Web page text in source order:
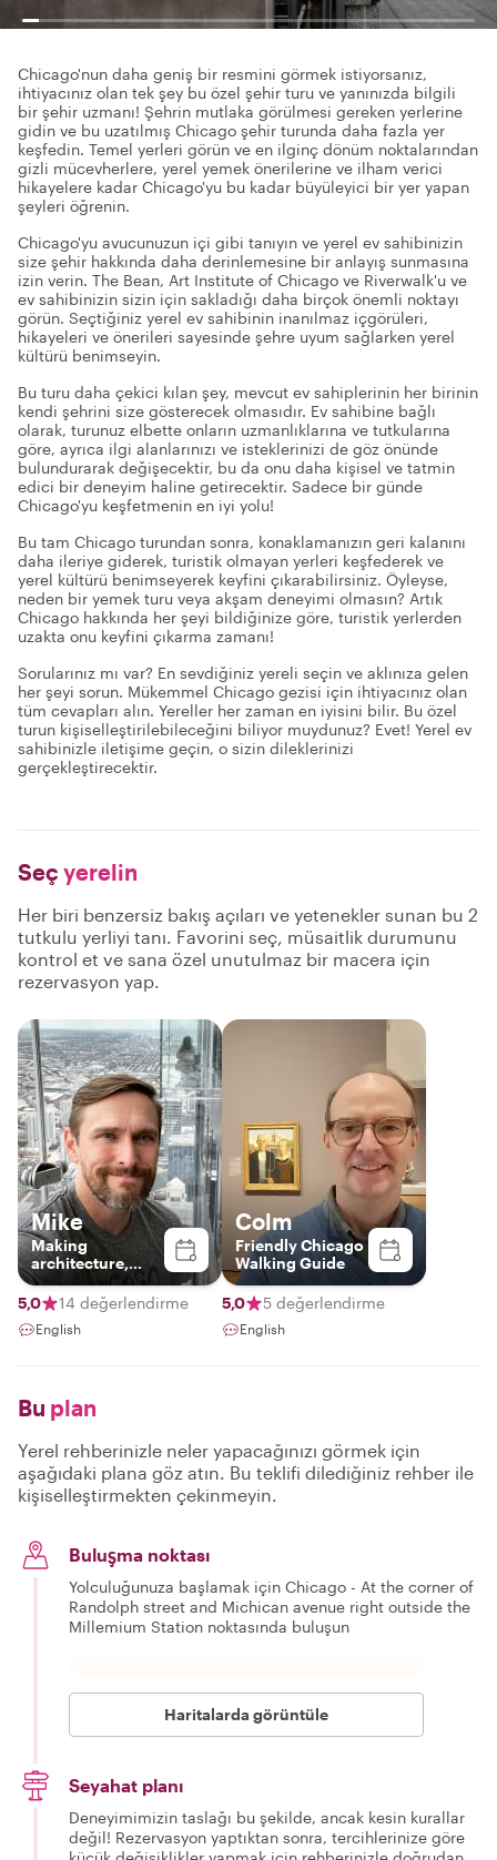
Chicago'nun daha geniş bir resmini görmek istiyorsanız,
ihtiyacınız olan tek şey bu özel şehir turu ve yanınızda bilgili
bir şehir uzmanı! Şehrin mutlaka görülmesi gereken yerlerine
gidin ve bu uzatılmış Chicago şehir turunda daha fazla yer
keşfedin. Temel yerleri görün ve en ilginç dönüm noktalarından
gizli mücevherlere, yerel yemek önerilerine ve ilham verici
hikayelere kadar Chicago'yu bu kadar büyüleyici bir yer yapan
şeyleri öğrenin.
Chicago'yu avucunuzun içi gibi tanıyın ve yerel ev sahibinizin
size şehir hakkında daha derinlemesine bir anlayış sunmasına
izin verin. The Bean, Art Institute of Chicago ve Riverwalk'u ve
ev sahibinizin sizin için sakladığı daha birçok önemli noktayı
görün. Seçtiğiniz yerel ev sahibinin inanılmaz içgörüleri,
hikayeleri ve önerileri sayesinde şehre uyum sağlarken yerel
kültürü benimseyin.
Bu turu daha çekici kılan şey, mevcut ev sahiplerinin her birinin
kendi şehrini size gösterecek olmasıdır. Ev sahibine bağlı
olarak, turunuz elbette onların uzmanlıklarına ve tutkularına
göre, ayrıca ilgi alanlarınızı ve isteklerinizi de göz önünde
bulundurarak değişecektir, bu da onu daha kişisel ve tatmin
edici bir deneyim haline getirecektir. Sadece bir günde
Chicago'yu keşfetmenin en iyi yolu!
Bu tam Chicago turundan sonra, konaklamanızın geri kalanını
daha ileriye giderek, turistik olmayan yerleri keşfederek ve
yerel kültürü benimseyerek keyfini çıkarabilirsiniz. Öyleyse,
neden bir yemek turu veya akşam deneyimi olmasın? Artık
Chicago hakkında her şeyi bildiğinize göre, turistik yerlerden
uzakta onu keyfini çıkarma zamanı!
Sorularınız mı var? En sevdiğiniz yereli seçin ve aklınıza gelen
her şeyi sorun. Mükemmel Chicago gezisi için ihtiyacınız olan
tüm cevapları alın. Yereller her zaman en iyisini bilir. Bu özel
turun kişiselleştirilebileceğini biliyor muydunuz? Evet! Yerel ev
sahibinizle iletişime geçin, o sizin dileklerinizi
gerçekleştirecektir.
Seç yerelin
Her biri benzersiz bakış açıları ve yetenekler sunan bu 2
tutkulu yerliyi tanı. Favorini seç, müsaitlik durumunu
kontrol et ve sana özel unutulmaz bir macera için
rezervasyon yap.
Mike
Making
architecture,
design, & history
fun & interesting!
5,0 14 değerlendirme
English
Colm
Friendly Chicago
Walking Guide
5,0 5 değerlendirme
English
Bu plan
Yerel rehberinizle neler yapacağınızı görmek için
aşağıdaki plana göz atın. Bu teklifi dilediğiniz rehber ile
kişiselleştirmekten çekinmeyin.
Buluşma noktası
Yolculuğunuza başlamak için Chicago - At the corner of
Randolph street and Michican avenue right outside the
Millemium Station noktasında buluşun
Haritalarda görüntüle
Seyahat planı
Deneyimimizin taslağı bu şekilde, ancak kesin kurallar
değil! Rezervasyon yaptıktan sonra, tercihlerinize göre